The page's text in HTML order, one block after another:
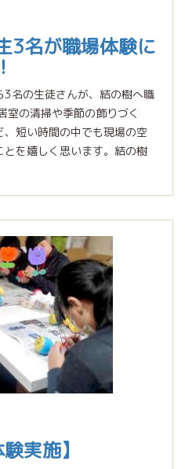
3名が職場体験に
名の生徒さんが、結の樹へ職
室の清掃や季節の飾りづく
短い時間の中でも現場の空
を嬉しく思います。結の樹
実施】